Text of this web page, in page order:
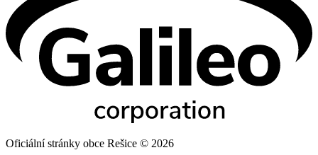
Oficiální stránky obce Rešice © 2026